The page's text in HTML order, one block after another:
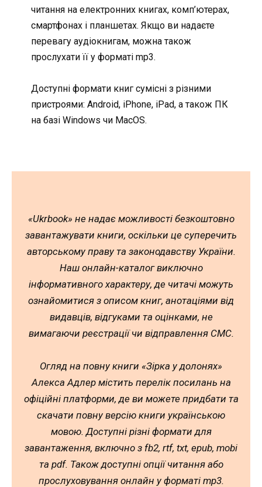
читання на електронних книгах, комп’ютерах,
смартфонах і планшетах. Якщо ви надаєте
перевагу аудіокнигам, можна також
прослухати її у форматі mp3.
Доступні формати книг сумісні з різними
пристроями: Android, iPhone, iPad, а також ПК
на базі Windows чи MacOS.
«Ukrbook» не надає можливості безкоштовно
завантажувати книги, оскільки це суперечить
авторському праву та законодавству України.
Наш онлайн-каталог виключно
інформативного характеру, де читачі можуть
ознайомитися з описом книг, анотаціями від
видавців, відгуками та оцінками, не
вимагаючи реєстрації чи відправлення СМС.
Огляд на повну книги «Зірка у долонях»
Алекса Адлер містить перелік посилань на
офіційні платформи, де ви можете придбати та
скачати повну версію книги українською
мовою. Доступні різні формати для
завантаження, включно з fb2, rtf, txt, epub, mobi
та pdf. Також доступні опції читання або
прослуховування онлайн у форматі mp3.